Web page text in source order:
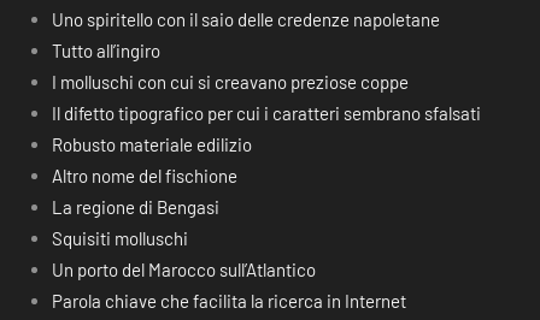
Uno spiritello con il saio delle credenze napoletane
Tutto all’ingiro
I molluschi con cui si creavano preziose coppe
Il difetto tipografico per cui i caratteri sembrano sfalsati
Robusto materiale edilizio
Altro nome del fischione
La regione di Bengasi
Squisiti molluschi
Un porto del Marocco sull’Atlantico
Parola chiave che facilita la ricerca in Internet